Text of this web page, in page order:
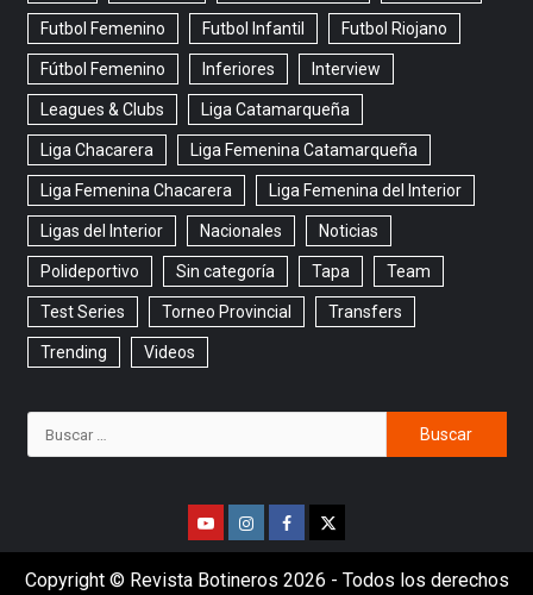
Futbol Femenino Futbol Infantil Futbol Riojano
Fútbol Femenino Inferiores Interview
Leagues & Clubs Liga Catamarqueña
Liga Chacarera Liga Femenina Catamarqueña
Liga Femenina Chacarera Liga Femenina del Interior
Ligas del Interior Nacionales Noticias
Polideportivo Sin categoría Tapa Team
Test Series Torneo Provincial Transfers
Trending Videos
Copyright © Revista Botineros 2026 - Todos los derechos